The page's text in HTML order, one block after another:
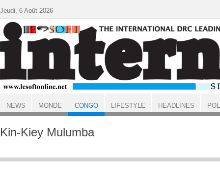
ACCUEIL CONGO
Kin-Kiey Mulumba
Jeudi, 6 Août 2026
NEWS MONDE CONGO LIFESTYLE HEADLINES